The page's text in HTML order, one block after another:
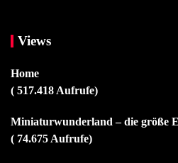
Views
Home
( 517.418 Aufrufe)
Miniaturwunderland – die größe
( 74.675 Aufrufe)